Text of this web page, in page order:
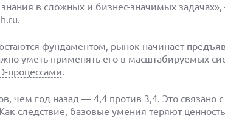
в сложных и бизнес-значимых
фундаментом, рынок начинает
уметь применять его в масштабируемых
процессами.
чем год назад — 4,4 против 3,4. Это связано с
следствие, базовые умения теряют